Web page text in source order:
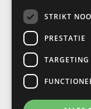
STRIKT
PRESTATIE
TARGETING